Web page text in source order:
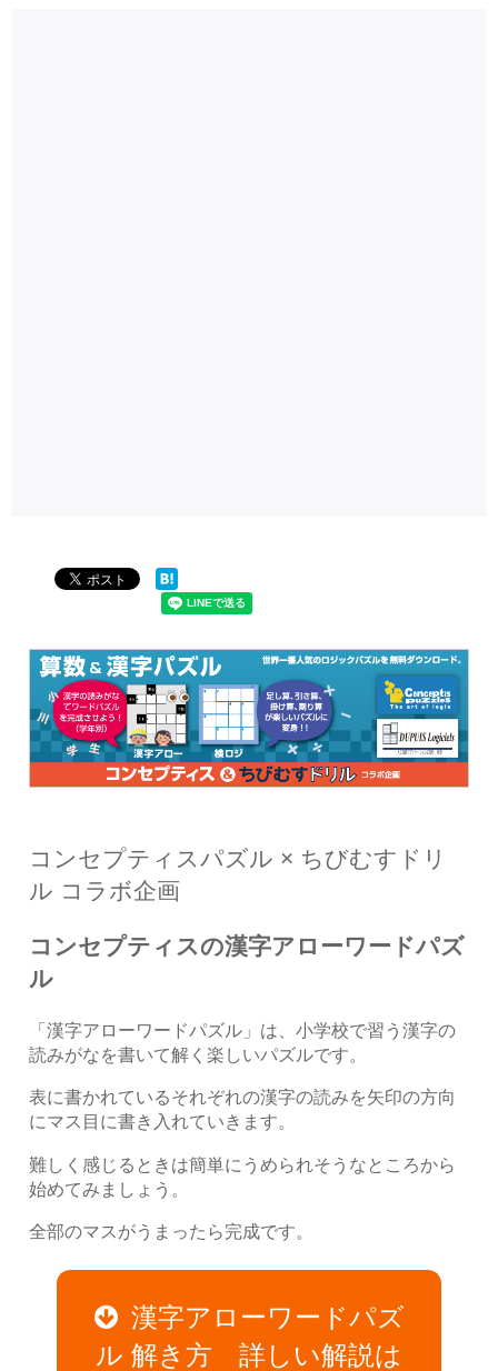
コンセプティスパズル × ちびむすドリ
ル コラボ企画
コンセプティスの漢字アローワードパズ
ル
「漢字アローワードパズル」は、小学校で習う漢字の
読みがなを書いて解く楽しいパズルです。
表に書かれているそれぞれの漢字の読みを矢印の方向
にマス目に書き入れていきます。
難しく感じるときは簡単にうめられそうなところから
始めてみましょう。
全部のマスがうまったら完成です。
漢字アローワードパズ
ル 解き方 詳しい解説は